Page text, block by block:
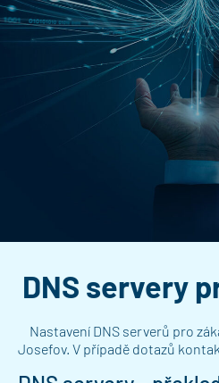
DNS servery
Nastavení DNS serverů pro
Josefov. V případě dotazů